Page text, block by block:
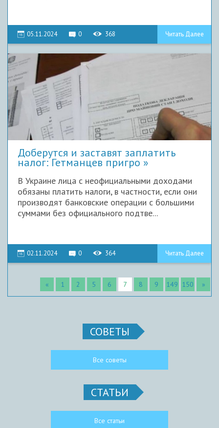
05.11.2024 0 368 Читать Далее
Доберутся и заставят заплатить
налог: Гетманцев пригро
В Украине лица с неофициальными доходами
обязаны платить налоги, в частности, если они
производят банковские операции с большими
суммами без официального подтве...
02.11.2024 0 364 Читать Далее
« 1 2 5 6 7 8 9 149 150 »
СОВЕТЫ
Все советы
СТАТЬИ
Все статьи